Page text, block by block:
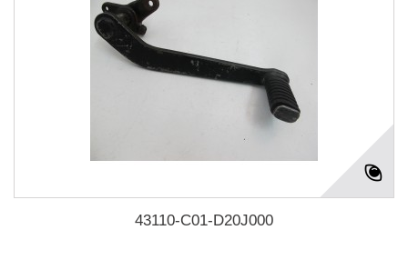
43110-C01-D20J000